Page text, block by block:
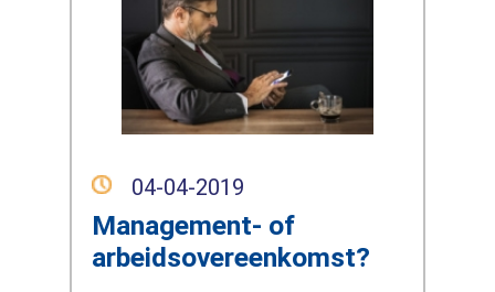
04-04-2019
Management- of
arbeidsovereenkomst?